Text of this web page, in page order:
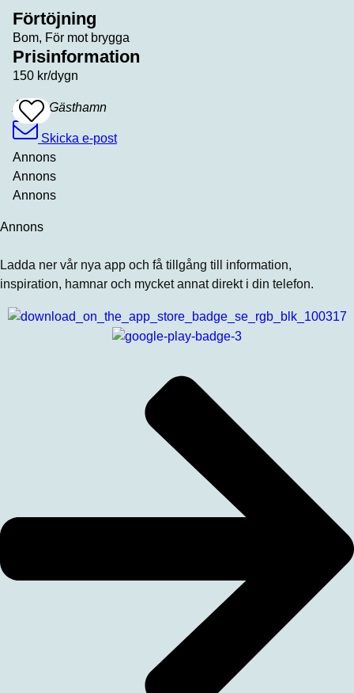
Förtöjning
Bom, För mot brygga
Prisinformation
150 kr/dygn
Add
To
Favrites
Årnäs Gästhamn
Skicka e-post
Annons
Annons
Annons
Annons
Ladda ner vår nya app och få tillgång till information,
inspiration, hamnar och mycket annat direkt i din telefon.